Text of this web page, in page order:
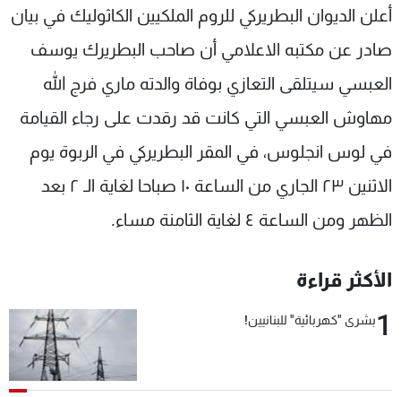
أعلن الديوان البطريركي للروم الملكيين الكاثوليك في بيان
صادر عن مكتبه الاعلامي أن صاحب البطريرك يوسف
العبسي سيتلقى التعازي بوفاة والدته ماري فرج الله
مهاوش العبسي التي كانت قد رقدت على رجاء القيامة
في لوس انجلوس، في المقر البطريركي في الربوة يوم
الاثنين ٢٣ الجاري من الساعة ١٠ صباحا لغاية الـ ٢ بعد
الظهر ومن الساعة ٤ لغاية الثامنة مساء.
الأكثر قراءة
1بشرى "كهربائية" للبنانيين!
شاهد البرامج
عن MTV
الإنـتـاج
لاعلاناتكم
وظائف
تواصل معنا
شروط الإسـتخدام
سياسة الخصوصية